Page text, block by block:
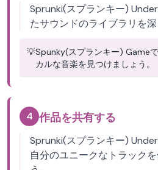
Sprunki(スプランキー)
たサウンドのライブラリを深
💡Spunky(スプランキー) Game
カルな音楽を見つけましょう。
4 作品を共有する
Sprunki(スプランキー)
自分のユニークなトラック